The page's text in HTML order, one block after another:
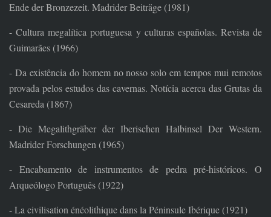
Ende der Bronzezeit. Madrider Beiträge (1981)
- Cultura megalítica portuguesa y culturas españolas. Revista de
Guimarães (1966)
- Da existência do homem no nosso solo em tempos mui remotos
provada pelos estudos das cavernas. Notícia acerca das Grutas da
Cesareda (1867)
- Die Megalithgräber der Iberischen Halbinsel Der Western.
Madrider Forschungen (1965)
- Encabamento de instrumentos de pedra pré-históricos. O
Arqueólogo Português (1922)
- La civilisation énéolithique dans la Péninsule Ibérique (1921)